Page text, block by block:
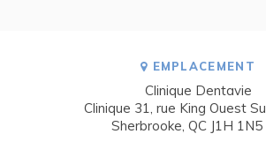
EMPLACEMENT
Clinique Dentavie
Clinique 31, rue King Ouest
Sherbrooke QC J1H 1N5